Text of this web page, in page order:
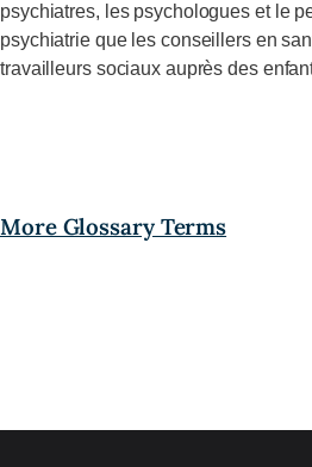
psychiatres, les psychologues et le
psychiatrie que les conseillers en
travailleurs sociaux auprès des
More Glossary Terms